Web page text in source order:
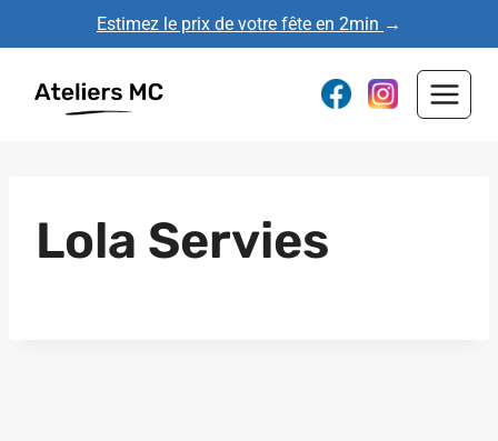
au
contenu
Estimez le prix de votre fête en 2min →
Lola Servies